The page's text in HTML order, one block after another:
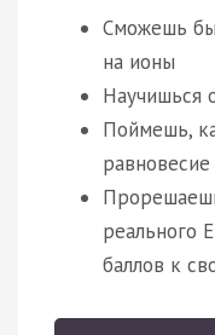
Сможешь
на ионы
Научишься
Поймешь,
реального
баллов к